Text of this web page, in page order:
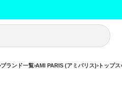
ブランド一覧 AMI PARIS (アミパリス) トップス